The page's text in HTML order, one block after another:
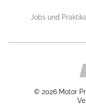
Jobs und
© 2026 Motor